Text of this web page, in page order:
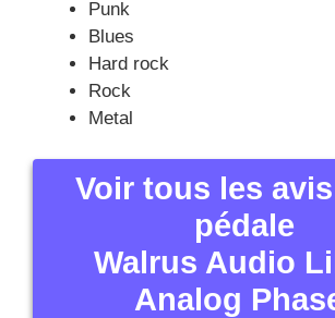
Punk
Blues
Hard rock
Rock
Metal
Voir tous les
pédale
Walrus Audio
Analog